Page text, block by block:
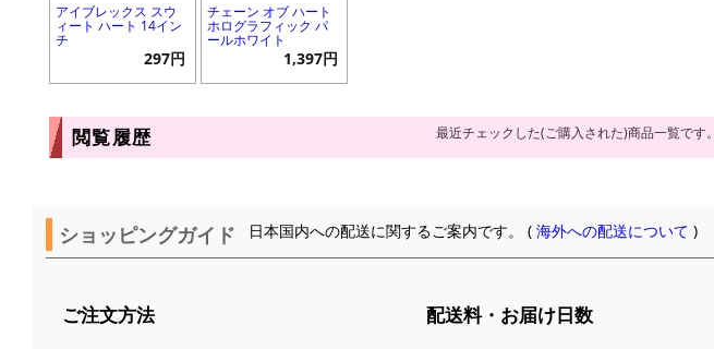
アイブレックス スウ
ィート ハート 14イン
チ
297円
チェーン オブ ハート
ホログラフィック パ
ールホワイト
1,397円
閲覧履歴 最近チェックした(ご購入された)商品一覧です。
ショッピングガイド 日本国内への配送に関するご案内です。 (海外への配送について )
ご注文方法 配送料・お届け日数